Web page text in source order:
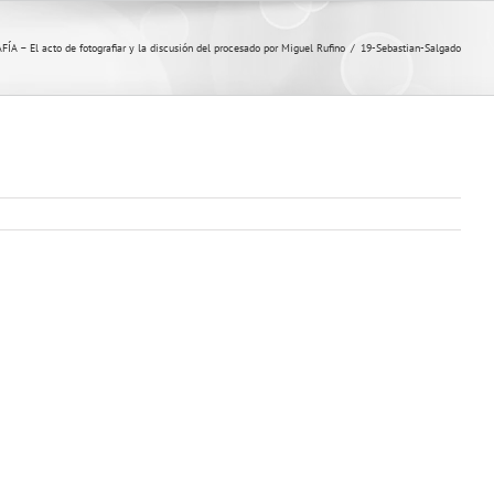
– El acto de fotografiar y la discusión del procesado por Miguel Rufino / 19-Sebastian-Salgado